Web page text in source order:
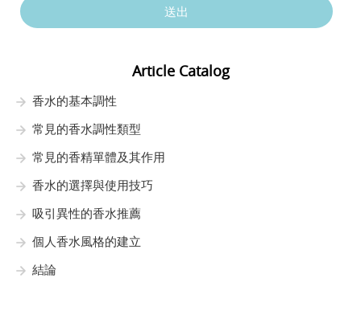
送出
Article Catalog
香水的基本調性
常見的香水調性類型
常見的香精單體及其作用
香水的選擇與使用技巧
吸引異性的香水推薦
個人香水風格的建立
結論